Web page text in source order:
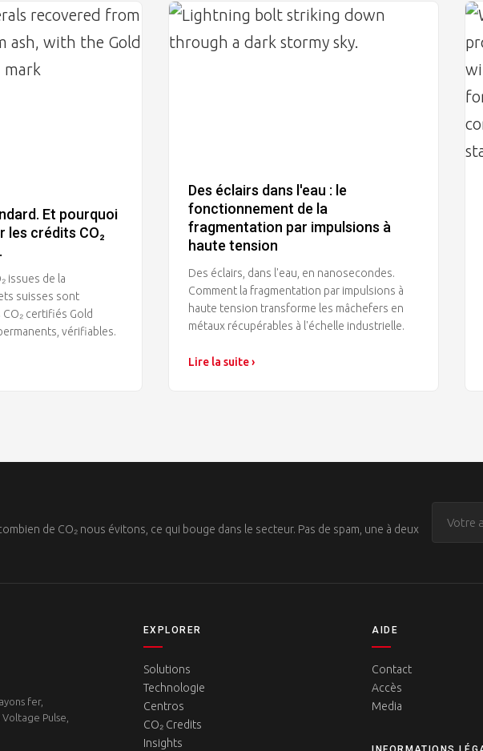
Et pourquoi
les crédits CO₂
issues de la
suisses sont
certifiés Gold
vérifiables.
Image
Des éclairs dans l'eau : le
fonctionnement de la
fragmentation par impulsions à
haute tension
Des éclairs, dans l'eau, en nanosecondes.
Comment la fragmentation par impulsions à
haute tension transforme les mâchefers en
métaux récupérables à l'échelle industrielle.
Lire la suite ›
de CO₂ nous évitons, ce qui bouge dans le secteur. Pas de spam, une à deux
fer,
Pulse,
EXPLORER
Solutions
Technologie
Centros
CO₂ Credits
Insights
AIDE
Contact
Accès
Media